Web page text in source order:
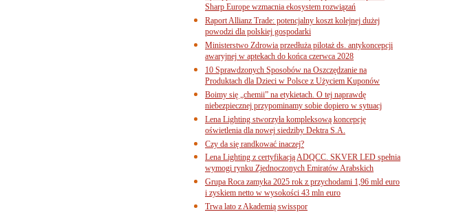
Sharp Europe wzmacnia ekosystem rozwiązań
Raport Allianz Trade: potencjalny koszt kolejnej dużej
powodzi dla polskiej gospodarki
Ministerstwo Zdrowia przedłuża pilotaż ds. antykoncepcji
awaryjnej w aptekach do końca czerwca 2028
10 Sprawdzonych Sposobów na Oszczędzanie na
Produktach dla Dzieci w Polsce z Użyciem Kuponów
Boimy się „chemii” na etykietach. O tej naprawdę
niebezpiecznej przypominamy sobie dopiero w sytuacj
Lena Lighting stworzyła kompleksową koncepcję
oświetlenia dla nowej siedziby Dektra S.A.
Czy da się randkować inaczej?
Lena Lighting z certyfikacją ADQCC. SKVER LED spełnia
wymogi rynku Zjednoczonych Emiratów Arabskich
Grupa Roca zamyka 2025 rok z przychodami 1,96 mld euro
i zyskiem netto w wysokości 43 mln euro
Trwa lato z Akademią swisspor